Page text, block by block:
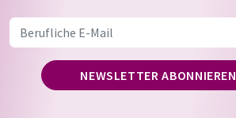
NEWSLETTER ABONNIEREN